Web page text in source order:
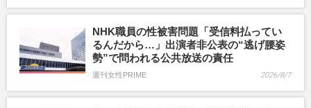
NHK職員の性被害問題「受信料払ってい
るんだから…」出演者非公表の“逃げ腰姿
勢”で問われる公共放送の責任
週刊女性PRIME 2026/8/7